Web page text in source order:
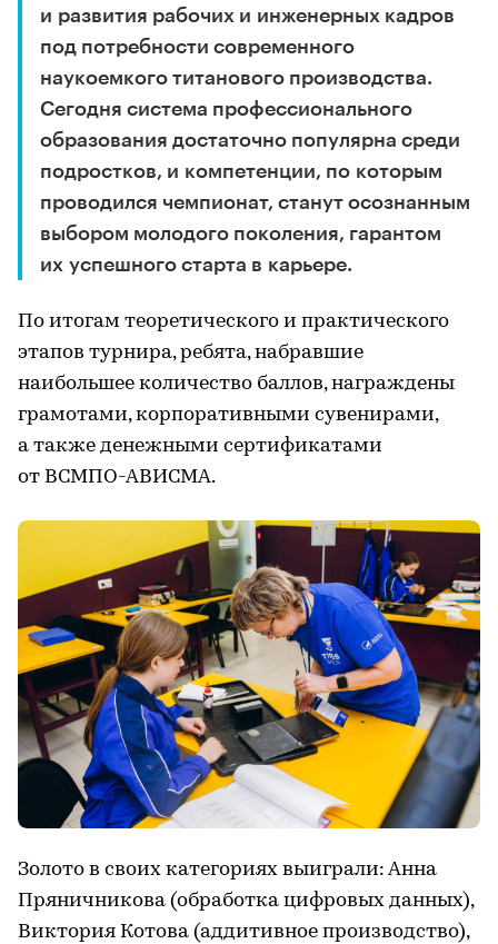
и развития рабочих и инженерных кадров
под потребности современного
наукоемкого титанового производства.
Сегодня система профессионального
образования достаточно популярна среди
подростков, и компетенции, по которым
проводился чемпионат, станут осознанным
выбором молодого поколения, гарантом
их успешного старта в карьере.
По итогам теоретического и практического
этапов турнира, ребята, набравшие
наибольшее количество баллов, награждены
грамотами, корпоративными сувенирами,
а также денежными сертификатами
от ВСМПО-АВИСМА.
Золото в своих категориях выиграли: Анна
Пряничникова (обработка цифровых данных),
Виктория Котова (аддитивное производство),